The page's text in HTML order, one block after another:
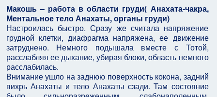
Макошь – работа в области груди( Анахата-чакра,
Ментальное тело Анахаты, органы груди)
Настроилась быстро. Сразу же считала напряжение
грудной клетки, диафрагма напряжена, ее движение
затруднено. Немного подышала вместе с Тотой,
расслабляя ее дыхание, убирая блоки, область немного
расслабилась.
Внимание ушло на заднюю поверхность кокона, задний
вихрь Анахаты и тело Анахаты сзади. Там состояние